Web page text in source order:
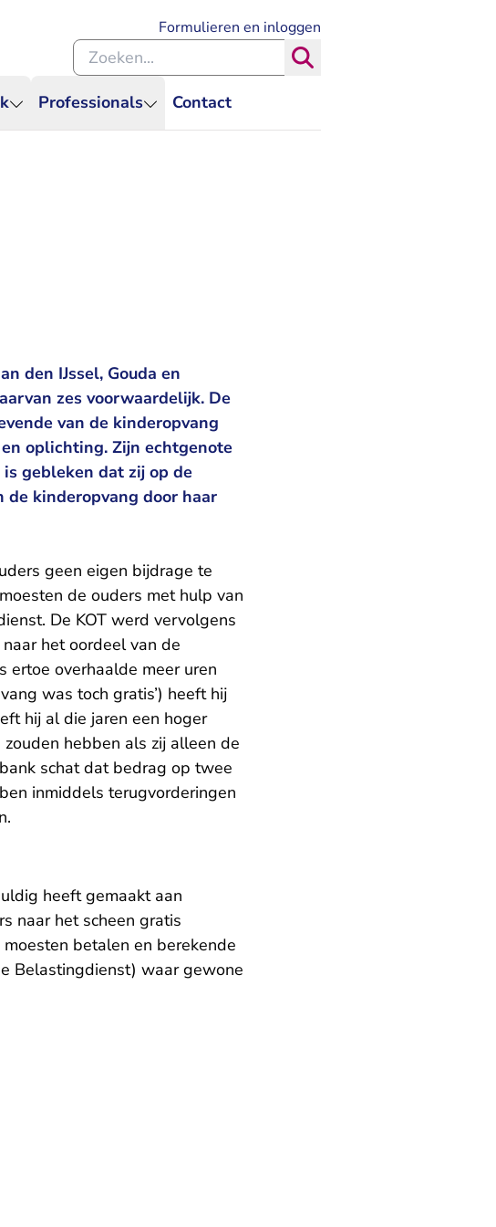
Professionals Contact
Formulieren en inloggen
Zoeken binnen de Rechtspraak
den IJssel, Gouda en
zes voorwaardelijk. De
van de kinderopvang
oplichting. Zijn echtgenote
gebleken dat zij op de
kinderopvang door haar
geen eigen bijdrage te
de ouders met hulp van
De KOT werd vervolgens
het oordeel van de
ertoe overhaalde meer uren
was toch gratis’) heeft hij
hij al die jaren een hoger
hebben als zij alleen de
schat dat bedrag op twee
inmiddels terugvorderingen
heeft gemaakt aan
naar het scheen gratis
betalen en berekende
Belastingdienst) waar gewone